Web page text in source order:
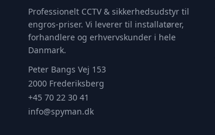
Professionelt CCTV & sikkerhedsudstyr til
engros-priser. Vi leverer til installatører,
forhandlere og erhvervskunder i hele
Danmark.
Peter Bangs Vej 153
2000 Frederiksberg
+45 70 22 30 41
info@spyman.dk